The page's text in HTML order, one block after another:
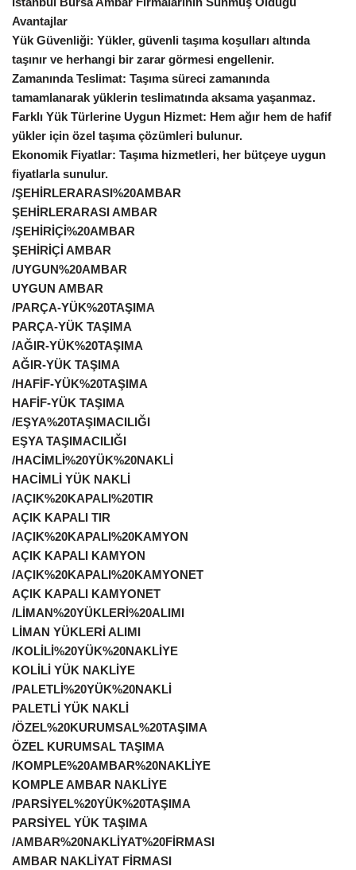
Avantajlar
Yük Güvenliği: Yükler, güvenli taşıma koşulları altında
taşınır ve herhangi bir zarar görmesi engellenir.
Zamanında Teslimat: Taşıma süreci zamanında
tamamlanarak yüklerin teslimatında aksama yaşanmaz.
Farklı Yük Türlerine Uygun Hizmet: Hem ağır hem de hafif
yükler için özel taşıma çözümleri bulunur.
Ekonomik Fiyatlar: Taşıma hizmetleri, her bütçeye uygun
fiyatlarla sunulur.
/ŞEHİRLERARASI%20AMBAR
ŞEHİRLERARASI AMBAR
/ŞEHİRİÇİ%20AMBAR
ŞEHİRİÇİ AMBAR
/UYGUN%20AMBAR
UYGUN AMBAR
/PARÇA-YÜK%20TAŞIMA
PARÇA-YÜK TAŞIMA
/AĞIR-YÜK%20TAŞIMA
AĞIR-YÜK TAŞIMA
/HAFİF-YÜK%20TAŞIMA
HAFİF-YÜK TAŞIMA
/EŞYA%20TAŞIMACILIĞI
EŞYA TAŞIMACILIĞI
/HACİMLİ%20YÜK%20NAKLİ
HACİMLİ YÜK NAKLİ
/AÇIK%20KAPALI%20TIR
AÇIK KAPALI TIR
/AÇIK%20KAPALI%20KAMYON
AÇIK KAPALI KAMYON
/AÇIK%20KAPALI%20KAMYONET
AÇIK KAPALI KAMYONET
/LİMAN%20YÜKLERİ%20ALIMI
LİMAN YÜKLERİ ALIMI
/KOLİLİ%20YÜK%20NAKLİYE
KOLİLİ YÜK NAKLİYE
/PALETLİ%20YÜK%20NAKLİ
PALETLİ YÜK NAKLİ
/ÖZEL%20KURUMSAL%20TAŞIMA
ÖZEL KURUMSAL TAŞIMA
/KOMPLE%20AMBAR%20NAKLİYE
KOMPLE AMBAR NAKLİYE
/PARSİYEL%20YÜK%20TAŞIMA
PARSİYEL YÜK TAŞIMA
/AMBAR%20NAKLİYAT%20FİRMASI
AMBAR NAKLİYAT FİRMASI